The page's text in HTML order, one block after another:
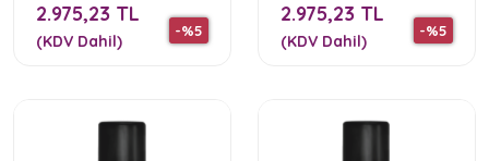
-%5
2.975,23 TL
(KDV Dahil)
-%5
2.975,23 TL
(KDV Dahil)